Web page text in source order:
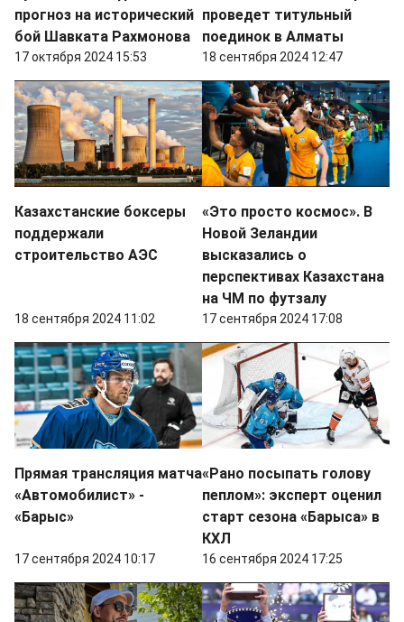
прогноз на исторический
бой Шавката Рахмонова
17 октября 2024 15:53
проведет титульный
поединок в Алматы
18 сентября 2024 12:47
Казахстанские боксеры
поддержали
строительство АЭС
18 сентября 2024 11:02
«Это просто космос». В
Новой Зеландии
высказались о
перспективах Казахстана
на ЧМ по футзалу
17 сентября 2024 17:08
Прямая трансляция матча
«Автомобилист» -
«Барыс»
17 сентября 2024 10:17
«Рано посыпать голову
пеплом»: эксперт оценил
старт сезона «Барыса» в
КХЛ
16 сентября 2024 17:25